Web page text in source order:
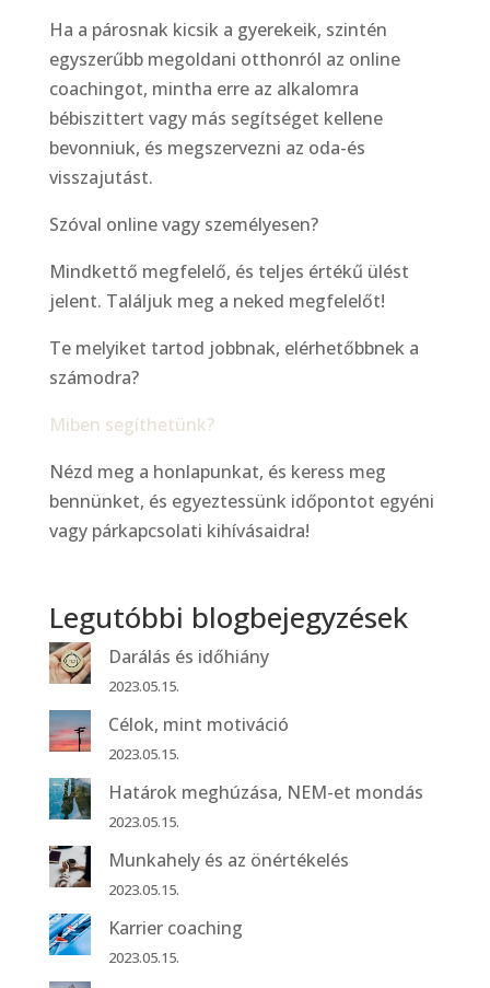
Ha a párosnak kicsik a gyerekeik, szintén
egyszerűbb megoldani otthonról az online
coachingot, mintha erre az alkalomra
bébiszittert vagy más segítséget kellene
bevonniuk, és megszervezni az oda-és
visszajutást.
Szóval online vagy személyesen?
Mindkettő megfelelő, és teljes értékű ülést
jelent. Találjuk meg a neked megfelelőt!
Te melyiket tartod jobbnak, elérhetőbbnek a
számodra?
Miben segíthetünk?
Nézd meg a honlapunkat, és keress meg
bennünket, és egyeztessünk időpontot egyéni
vagy párkapcsolati kihívásaidra!
Legutóbbi blogbejegyzések
Darálás és időhiány
2023.05.15.
Célok, mint motiváció
2023.05.15.
Határok meghúzása, NEM-et mondás
2023.05.15.
Munkahely és az önértékelés
2023.05.15.
Karrier coaching
2023.05.15.